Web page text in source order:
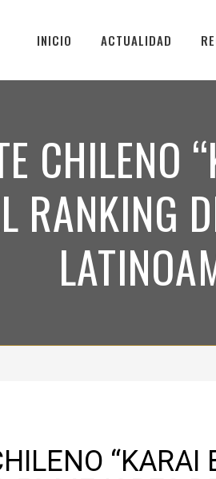
INICIO ACTUALIDAD
CHILENO
RANKING